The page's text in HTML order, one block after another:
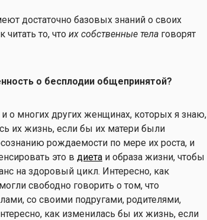
достаточно базовых знаний о своих
читать то, что их собственные тела говорят
о бесплодии общепринятой?
о многих других женщинах, которых я знаю,
их жизнь, если бы их матери были
рождаемости по мере их роста, и
это в диета и образа жизни, чтобы
на здоровый цикл. Интересно, как
свободно говорить о том, что
со своими подругами, родителями,
как изменилась бы их жизнь, если